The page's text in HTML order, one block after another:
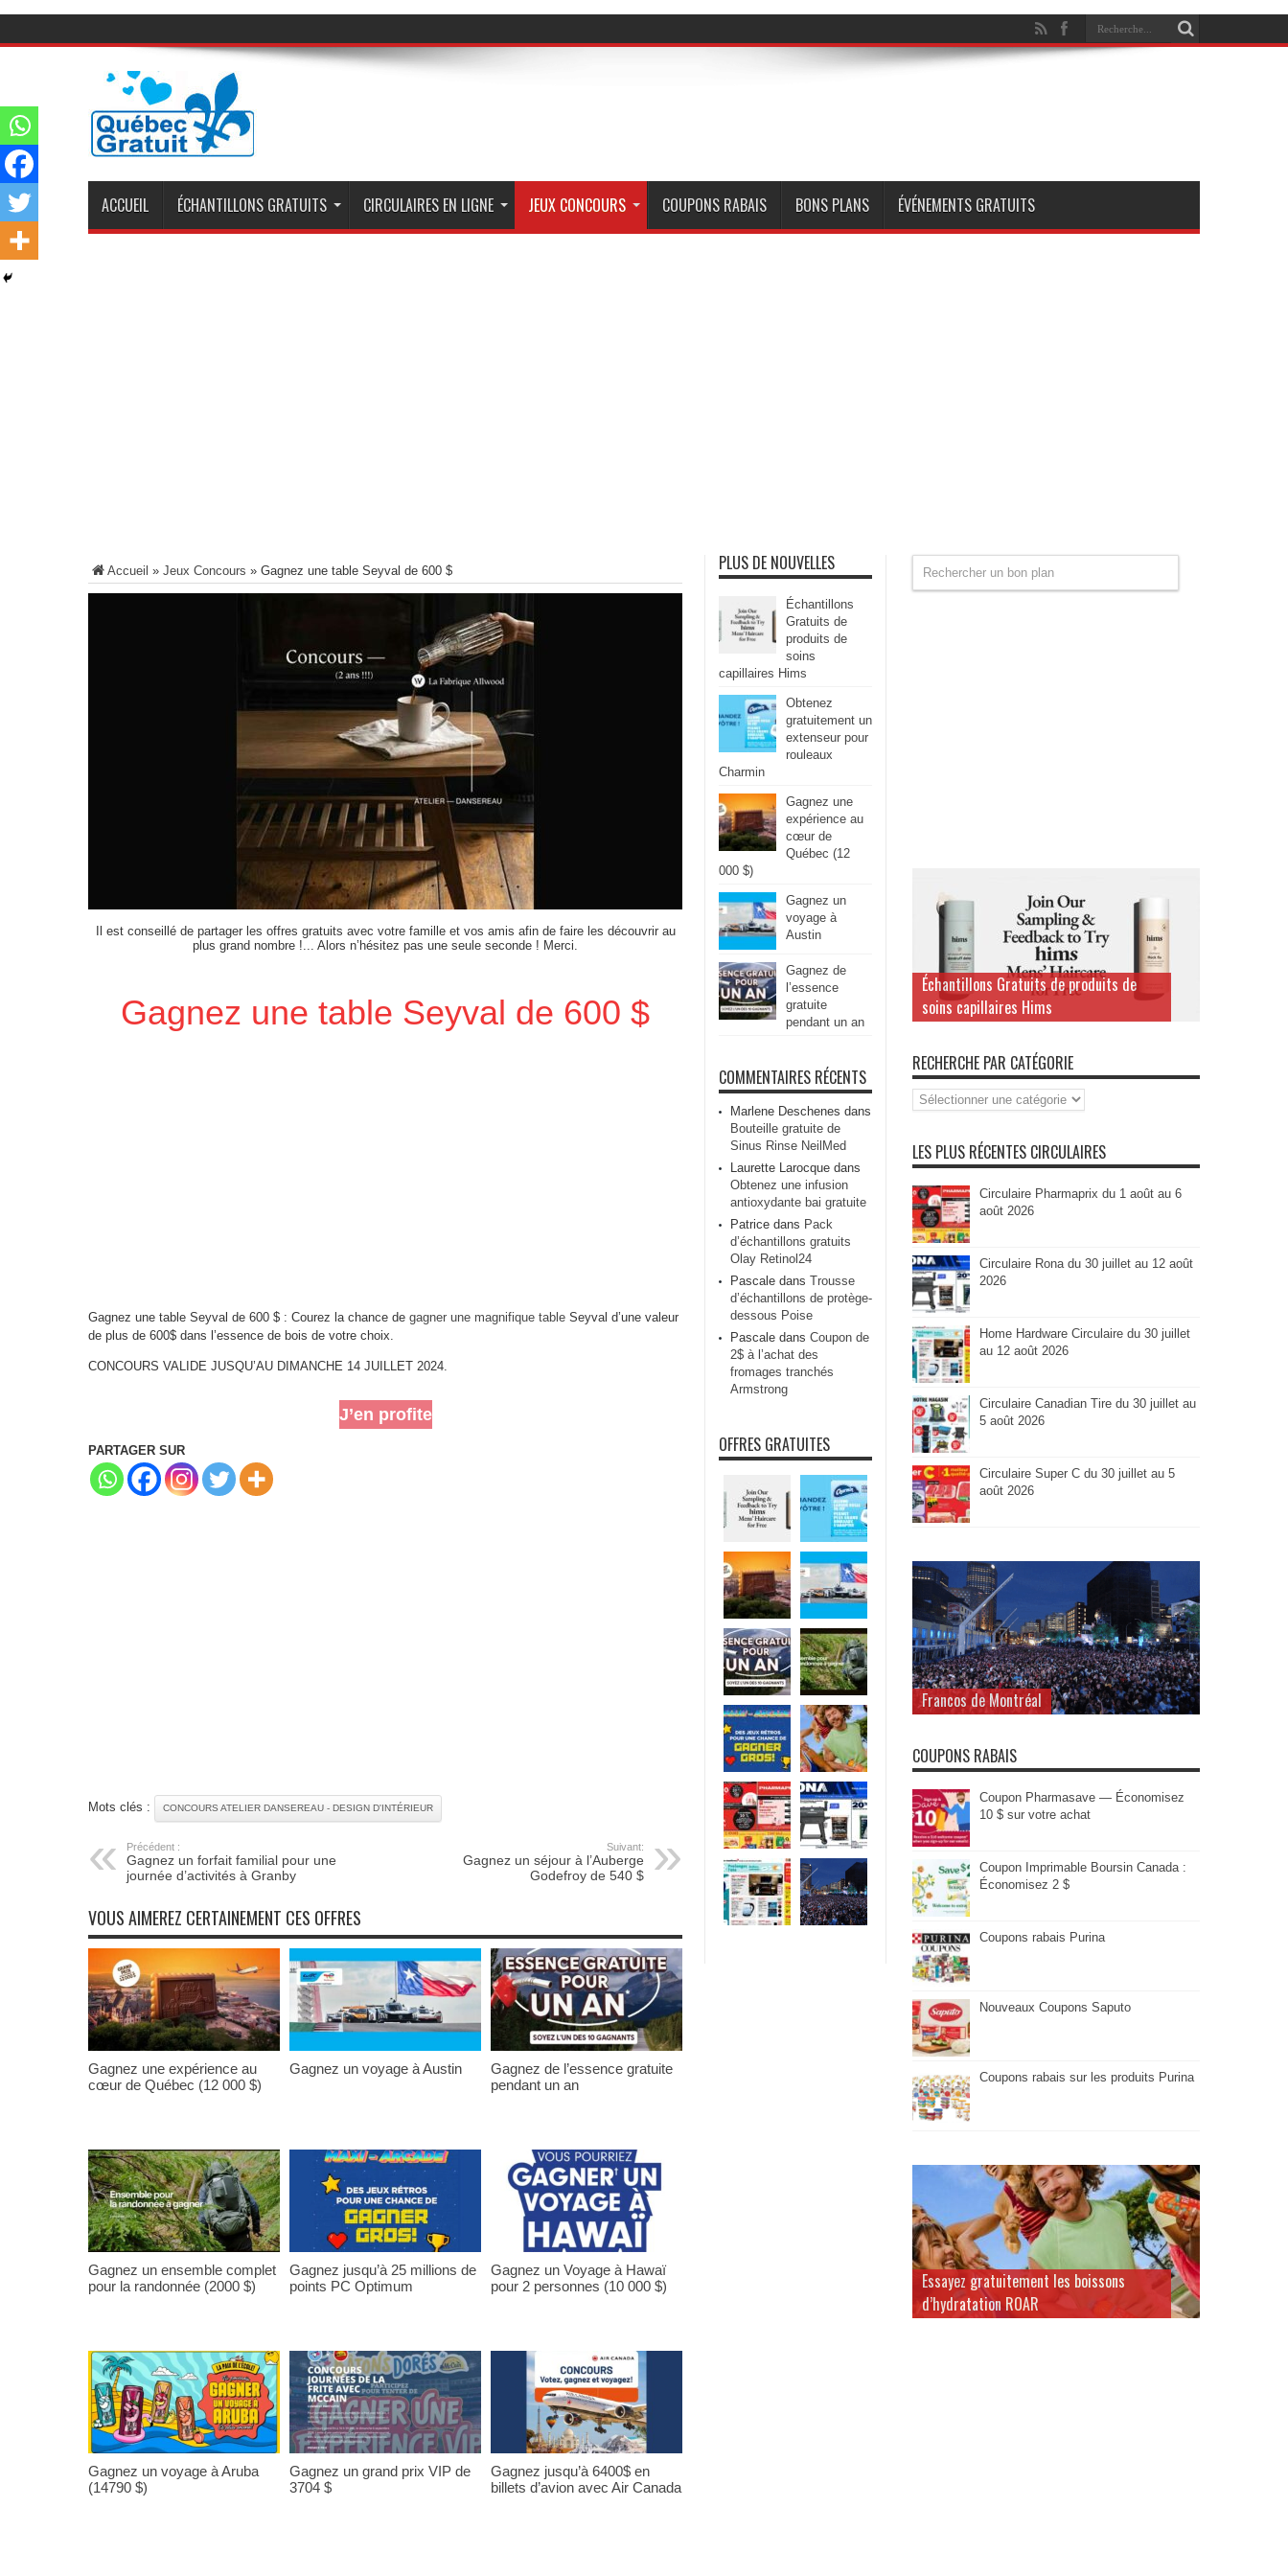
ACCUEIL ÉCHANTILLONS GRATUITS CIRCULAIRES EN LIGNE JEUX CONCOURS COUPONS RABAIS BONS PLANS ÉVÉNEMENTS GRATUITS
Accueil » Jeux Concours » Gagnez une table Seyval de 600 $
Il est conseillé de partager les offres gratuits avec votre famille et vos amis afin de faire les découvrir au
plus grand nombre !... Alors n’hésitez pas une seule seconde ! Merci.
Gagnez une table Seyval de 600 $
Gagnez une table Seyval de 600 $ : Courez la chance de gagner une magnifique table Seyval d’une valeur
de plus de 600$ dans l’essence de bois de votre choix.
CONCOURS VALIDE JUSQU’AU DIMANCHE 14 JUILLET 2024.
J’en profite
PARTAGER SUR
Mots clés : CONCOURS ATELIER DANSEREAU - DESIGN D'INTÉRIEUR
Précédent :
Gagnez un forfait familial pour une
journée d’activités à Granby
Suivant:
Gagnez un séjour à l’Auberge
Godefroy de 540 $
VOUS AIMEREZ CERTAINEMENT CES OFFRES
Gagnez une expérience au
cœur de Québec (12 000 $)
Gagnez un voyage à Austin
Gagnez de l’essence gratuite
pendant un an
Gagnez un ensemble complet
pour la randonnée (2000 $)
Gagnez jusqu’à 25 millions de
points PC Optimum
Gagnez un Voyage à Hawaï
pour 2 personnes (10 000 $)
Gagnez un voyage à Aruba
(14790 $)
Gagnez un grand prix VIP de
3704 $
Gagnez jusqu’à 6400$ en
billets d’avion avec Air Canada
PLUS DE NOUVELLES
Échantillons
Gratuits de
produits de
soins
capillaires Hims
Obtenez
gratuitement un
extenseur pour
rouleaux
Charmin
Gagnez une
expérience au
cœur de
Québec (12
000 $)
Gagnez un
voyage à
Austin
Gagnez de
l’essence
gratuite
pendant un an
COMMENTAIRES RÉCENTS
Marlene Deschenes dans
Bouteille gratuite de
Sinus Rinse NeilMed
Laurette Larocque dans
Obtenez une infusion
antioxydante bai gratuite
Patrice dans Pack
d’échantillons gratuits
Olay Retinol24
Pascale dans Trousse
d’échantillons de protège-
dessous Poise
Pascale dans Coupon de
2$ à l’achat des
fromages tranchés
Armstrong
OFFRES GRATUITES
Échantillons Gratuits de produits de
soins capillaires Hims
RECHERCHE PAR CATÉGORIE
Recherche
par
LES PLUS RÉCENTES CIRCULAIRES
Circulaire Pharmaprix du 1 août au 6
août 2026
Circulaire Rona du 30 juillet au 12 août
2026
Home Hardware Circulaire du 30 juillet
au 12 août 2026
Circulaire Canadian Tire du 30 juillet au
5 août 2026
Circulaire Super C du 30 juillet au 5
août 2026
Francos de Montréal
COUPONS RABAIS
Coupon Pharmasave — Économisez
10 $ sur votre achat
Coupon Imprimable Boursin Canada :
Économisez 2 $
Coupons rabais Purina
Nouveaux Coupons Saputo
Coupons rabais sur les produits Purina
Essayez gratuitement les boissons
d’hydratation ROAR